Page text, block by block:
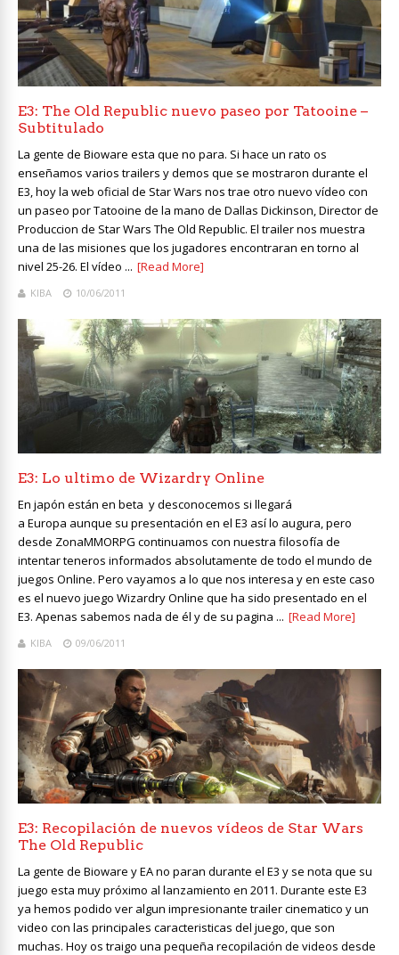
E3: The Old Republic nuevo paseo por Tatooine –
Subtitulado
La gente de Bioware esta que no para. Si hace un rato os
enseñamos varios trailers y demos que se mostraron durante el
E3, hoy la web oficial de Star Wars nos trae otro nuevo vídeo con
un paseo por Tatooine de la mano de Dallas Dickinson, Director de
Produccion de Star Wars The Old Republic. El trailer nos muestra
una de las misiones que los jugadores encontraran en torno al
nivel 25-26. El vídeo ... [Read More]
KIBA 10/06/2011
E3: Lo ultimo de Wizardry Online
En japón están en beta y desconocemos si llegará
a Europa aunque su presentación en el E3 así lo augura, pero
desde ZonaMMORPG continuamos con nuestra filosofía de
intentar teneros informados absolutamente de todo el mundo de
juegos Online. Pero vayamos a lo que nos interesa y en este caso
es el nuevo juego Wizardry Online que ha sido presentado en el
E3. Apenas sabemos nada de él y de su pagina ... [Read More]
KIBA 09/06/2011
E3: Recopilación de nuevos vídeos de Star Wars
The Old Republic
La gente de Bioware y EA no paran durante el E3 y se nota que su
juego esta muy próximo al lanzamiento en 2011. Durante este E3
ya hemos podido ver algun impresionante trailer cinematico y un
video con las principales caracteristicas del juego, que son
muchas. Hoy os traigo una pequeña recopilación de videos desde